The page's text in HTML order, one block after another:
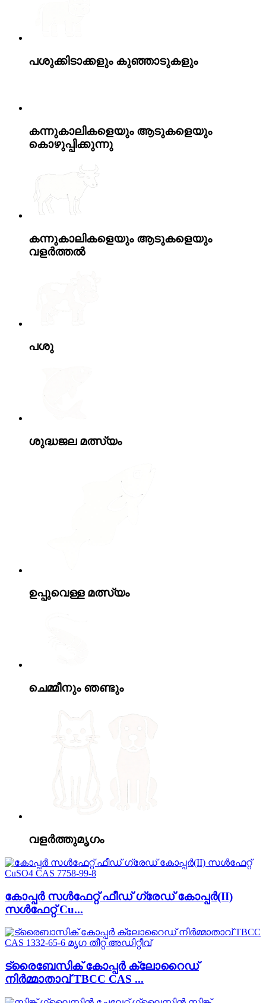
പശുക്കിടാക്കളും കുഞ്ഞാടുകളും
കന്നുകാലികളെയും ആടുകളെയും
കൊഴുപ്പിക്കുന്നു
കന്നുകാലികളെയും ആടുകളെയും
വളർത്തൽ
പശു
ശുദ്ധജല മത്സ്യം
ഉപ്പുവെള്ള മത്സ്യം
ചെമ്മീനും ഞണ്ടും
വളർത്തുമൃഗം
കോപ്പർ സൾഫേറ്റ് ഫീഡ് ഗ്രേഡ് കോപ്പർ(II)
സൾഫേറ്റ് Cu...
ട്രൈബേസിക് കോപ്പർ ക്ലോറൈഡ്
നിർമ്മാതാവ് TBCC CAS ...